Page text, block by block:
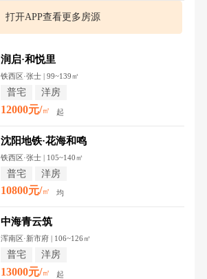
打开APP查看更多房源
润启·和悦里
铁西区·张士 | 99~139㎡
普宅 洋房
12000元/㎡ 起
沈阳地铁·花海和鸣
铁西区·张士 | 105~140㎡
普宅 洋房
10800元/㎡ 均
中海青云筑
浑南区·新市府 | 106~126㎡
普宅 洋房
13000元/㎡ 起